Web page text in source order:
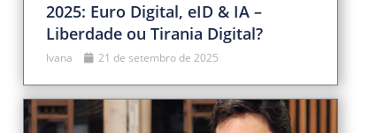
2025: Euro Digital, eID & IA –
Liberdade ou Tirania Digital?
Ivana 21 de setembro de 2025